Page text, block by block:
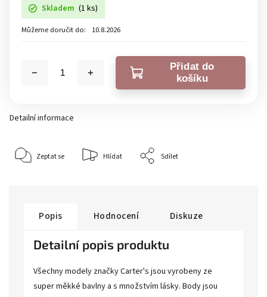
Skladem (1 ks)
Můžeme doručit do: 10.8.2026
Přidat do
košíku
Detailní informace
Zeptat se Hlídat Sdílet
Popis Hodnocení Diskuze
Detailní popis produktu
Všechny modely značky Carter's jsou vyrobeny ze
super měkké bavlny a s množstvím lásky. Body jsou